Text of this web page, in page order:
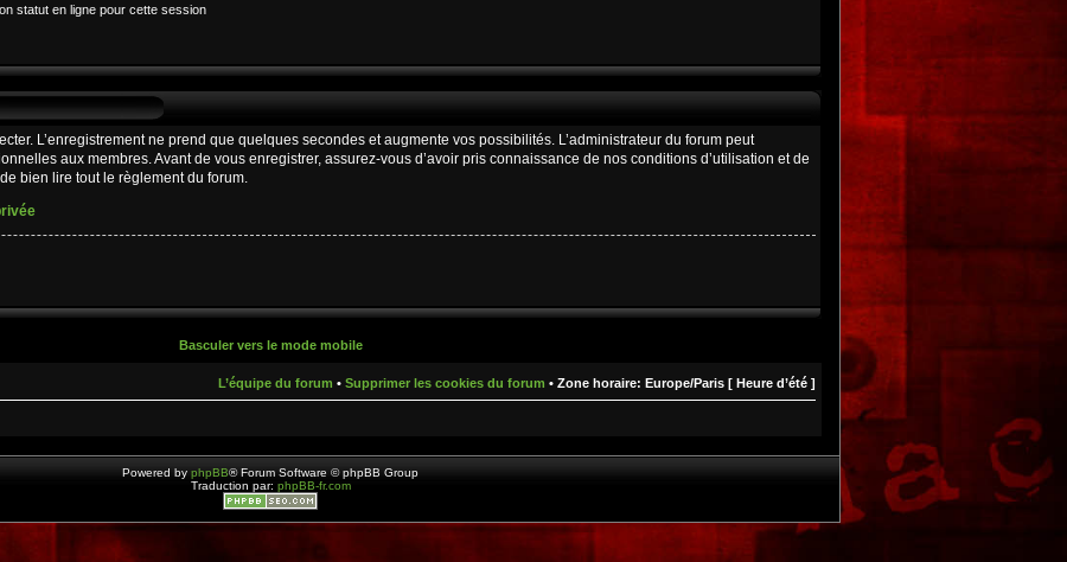
statut en ligne pour cette session
L’enregistrement ne prend que quelques secondes et augmente vos possibilités. L’administrateur du forum peut
aux membres. Avant de vous enregistrer, assurez-vous d’avoir pris connaissance de nos conditions d’utilisation et de
bien lire tout le règlement du forum.
Basculer vers le mode mobile
L’équipe du forum • Supprimer les cookies du forum • Zone horaire: Europe/Paris [ Heure d’été ]
Powered by phpBB® Forum Software © phpBB Group
Traduction par: phpBB-fr.com